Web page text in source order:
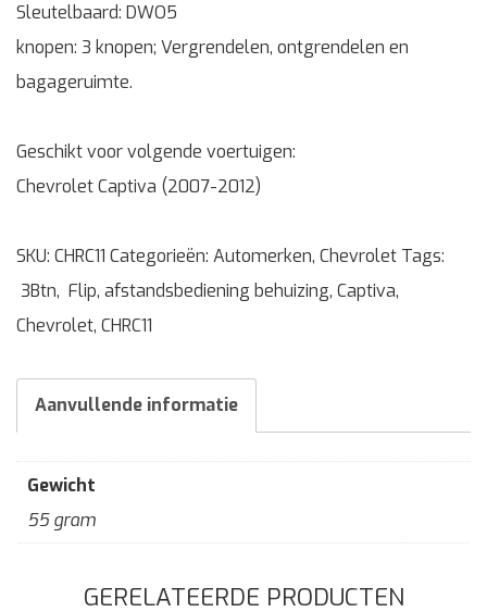
Sleutelbaard: DWO5
knopen: 3 knopen; Vergrendelen, ontgrendelen en
bagageruimte.
Geschikt voor volgende voertuigen:
Chevrolet Captiva (2007-2012)
SKU: CHRC11 Categorieën: Automerken, Chevrolet Tags:
3Btn, Flip, afstandsbediening behuizing, Captiva,
Chevrolet, CHRC11
Aanvullende informatie
Gewicht
55 gram
GERELATEERDE PRODUCTEN